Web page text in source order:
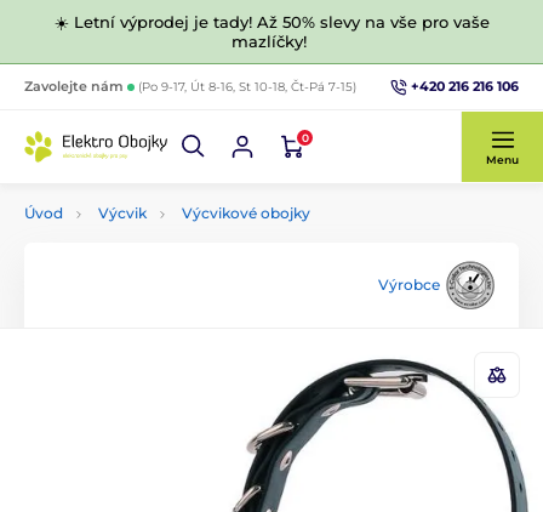
☀️ Letní výprodej je tady! Až 50% slevy na vše pro vaše
mazlíčky!
Zavolejte nám (Po 9-17, Út 8-16, St 10-18, Čt-Pá 7-15) +420 216 216 106
0
Menu
Úvod Výcvik Výcvikové obojky
Výrobce